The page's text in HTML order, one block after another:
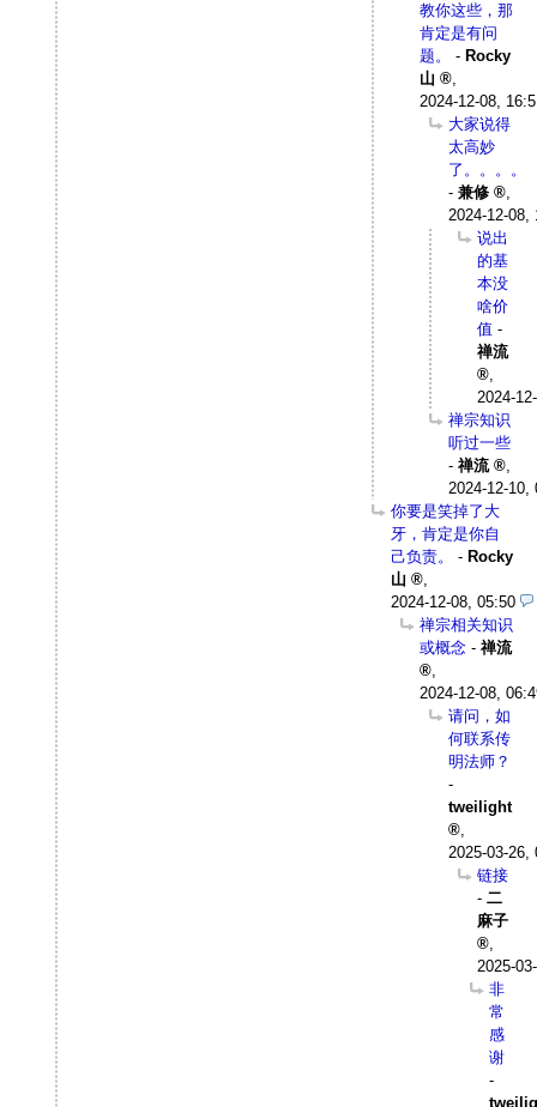
教你这些，那
肯定是有问
题。
- Rocky
山
,
2024-12-08,
大家说得
太高妙
了。。。。
- 兼修
,
2024-12-08,
说出
的基
本没
啥价
值 -
禅流
,
2024-
禅宗知识
听过一些
- 禅流
,
2024-12-10,
你要是笑掉了大
牙，肯定是你自
己负责。
- Rocky
山
,
2024-12-08, 05:50
禅宗相关知识
或概念 - 禅流
,
2024-12-08,
请问，如
何联系传
明法师？
-
tweilight
,
2025-03-26,
链接
- 二
麻子
,
2025-
非
常
感
谢
-